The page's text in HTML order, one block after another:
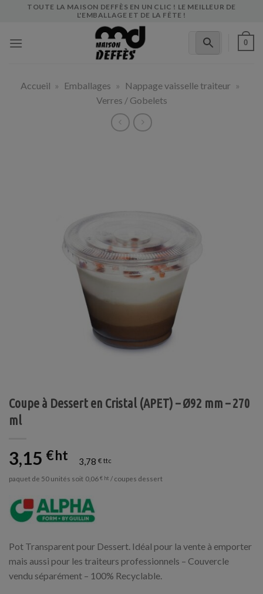
TOUTE LA MAISON DEFFÈS EN UN CLIC ! LE MEILLEUR DE
L'EMBALLAGE ET DE LA FÊTE !
0
Accueil » Emballages » Nappage vaisselle traiteur »
Verres / Gobelets
Coupe à Dessert en Cristal (APET) – Ø92 mm – 270
ml
3,15 € 3,78 €
paquet de 50 unités soit 0,06€ / coupes dessert
Pot Transparent pour Dessert. Idéal pour la vente à emporter
mais aussi pour les traiteurs professionnels – Couvercle
vendu séparément – 100% Recyclable.